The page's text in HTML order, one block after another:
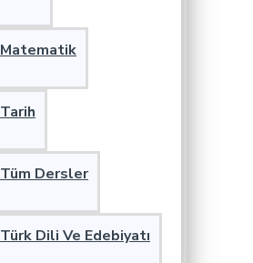
Matematik
Tarih
Tüm Dersler
Türk Dili Ve Edebiyatı